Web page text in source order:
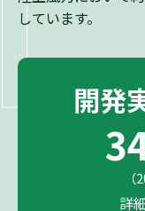
しています。
開発
詳